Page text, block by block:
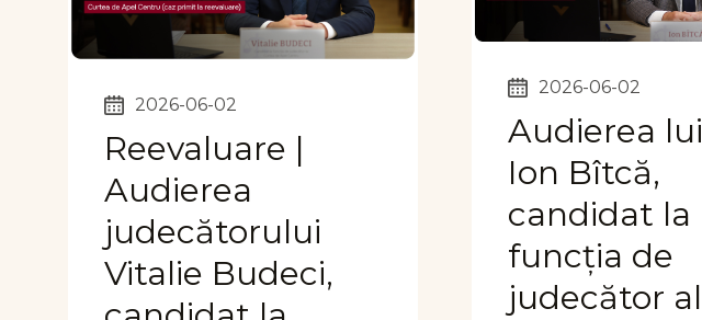
2026-06-02
Reevaluare |
Audierea
judecătorului
Vitalie Budeci,
2026-06-02
Audierea lui
Ion Bîtcă,
candidat la
funcția de
judecător al